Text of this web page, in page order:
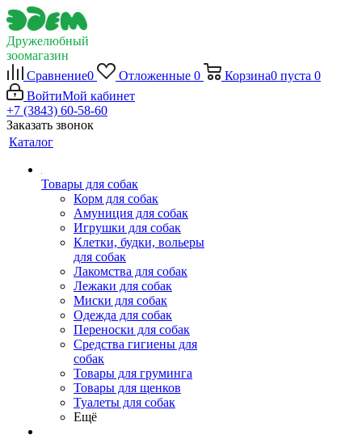
Дружелюбный
зоомагазин
Сравнение0 Отложенные 0 Корзина0 пуста 0
ВойтиМой кабинет
+7 (3843) 60-58-60
Заказать звонок
Каталог
Товары для собак
Корм для собак
Амуниция для собак
Игрушки для собак
Клетки, будки, вольеры
для собак
Лакомства для собак
Лежаки для собак
Миски для собак
Одежда для собак
Переноски для собак
Средства гигиены для
собак
Товары для груминга
Товары для щенков
Туалеты для собак
Ещё